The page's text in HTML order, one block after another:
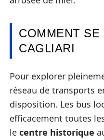
COMMENT SE
CAGLIARI
Pour explorer
réseau de transports
disposition. Les bus
efficacement toutes
le centre historique